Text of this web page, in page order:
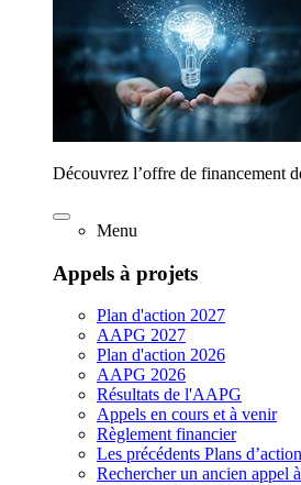
Découvrez l’offre de financement
Menu
Appels à projets
Plan d'action 2027
AAPG 2027
Plan d'action 2026
AAPG 2026
Résultats de l'AAPG
Appels en cours et à venir
Règlement financier
Les précédents Plans d’action
Rechercher un ancien appel